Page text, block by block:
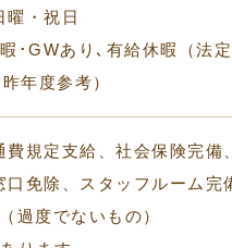
曜・祝日
･GWあり､有給休暇（法定
年度参考）
費規定支給、社会保険完備
口免除、スタッフルーム完
過度でないもの）